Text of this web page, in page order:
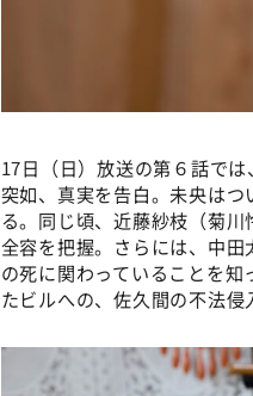
17日（日）放送の第６話で
突如、真実を告白。未央は
る。同じ頃、近藤紗枝（菊
全容を把握。さらには、中
の死に関わっていることを
たビルへの、佐久間の不法侵